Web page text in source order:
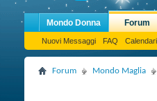
Mondo Donna Forum
Nuovi Messaggi FAQ
Forum Mondo Maglia